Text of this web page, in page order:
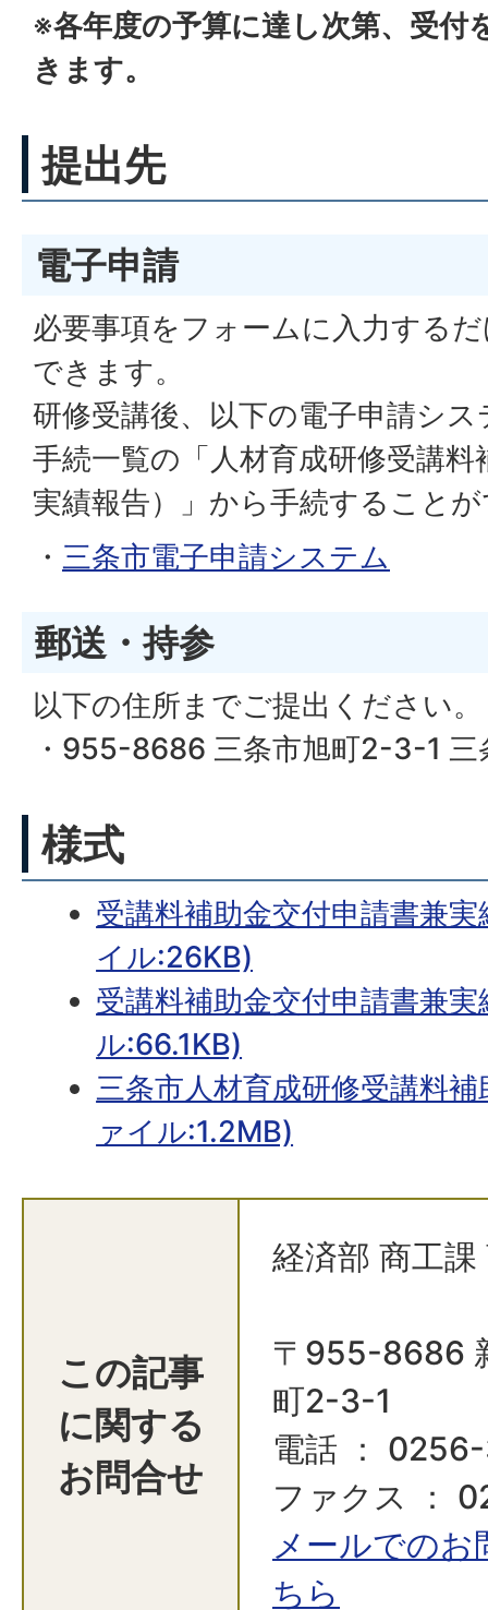
※各年度の予算に達し次第、受付
きます。
提出先
電子申請
必要事項をフォームに入力する
できます。
研修受講後、以下の電子申請シ
手続一覧の「人材育成研修受講料
実績報告）」から手続すること
・ 三条市電子申請システム
郵送・持参
以下の住所までご提出ください。
・955-8686 三条市旭町2-3-1 三
様式
受講料補助金交付申請書兼
イル:26KB)
受講料補助金交付申請書兼
ル:66.1KB)
三条市人材育成研修受講料
ァイル:1.2MB)
この記事
に関する
お問合せ
経済部 商工課
〒955-8686
町2-3-1
電話 ：
ファクス ：
メールでの
ちら